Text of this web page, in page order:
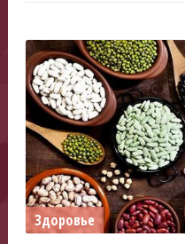
Здоровье